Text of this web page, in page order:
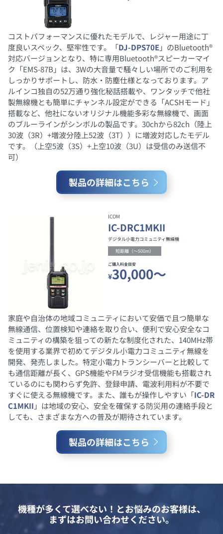
コストパフォーマンスに優れたモデルで、レジャー用途に丁
度良いスペック、堅牢性です。「DJ-DPS70E」のBluetooth®
対応バージョンとなり、特に専用Bluetooth®スピーカーマイ
ク「EMS-87B」は、3Wの大音量で騒々しい場所でのご利用を
しっかりサポートし、防水・防塵仕様となっております。ア
ルインコ独自の52万通り強化秘話搭載や、ワンタッチで他社
製無線機とも簡単にチャンネル設定ができる「ACSHモード」
搭載など、他社にないオリジナル機能多彩な無線機で、画面
のブルーラインがシンボルの製品です。30chから82ch（陸上
30波（3R）+増波分陸上52波（3T））に増波対応したモデル
です。（上空5波（3S）+上空10波（3U）は受信のみ送信不
可）
製品の詳細はこちら
ICOM
IC-DRC1MKII
デジタル小電力コミュニティ無線機
短距離（～500m）
ご購入料金目安
¥30,000～
家庭や自治体の地域コミュニティにおいて安価で且つ簡単な
無線通信、位置検知や連絡を取り合い、便利で安心安全なコ
ミュニティの構築を狙っての新たな制度化された、140MHz帯
を使用する業界で初めてデジタル小電力コミュニティ無線を
開発、発売しました。特定小電力トランシーバーと比較して
も通信距離が長く、GPS機能やFMラジオ受信機能も搭載され
ているのにも関わらず免許、登録申請、電波利用料が不要で
すぐに使える無線機です。また、誰もが操作しやすい「IC-DR
C1MKII 」は地域の安心、安全を確保する防災用の連絡手段と
しても、さまざまな方への普及が期待されています。
製品の詳細はこちら
機種が多くて選べない！とお悩みのお客様は、
まずはお問い合わせください。